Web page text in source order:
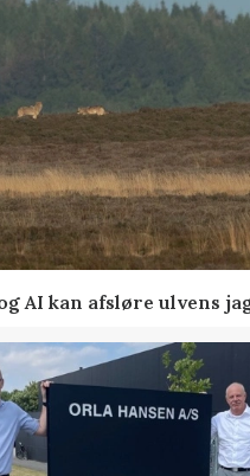
AI kan afsløre ulvens